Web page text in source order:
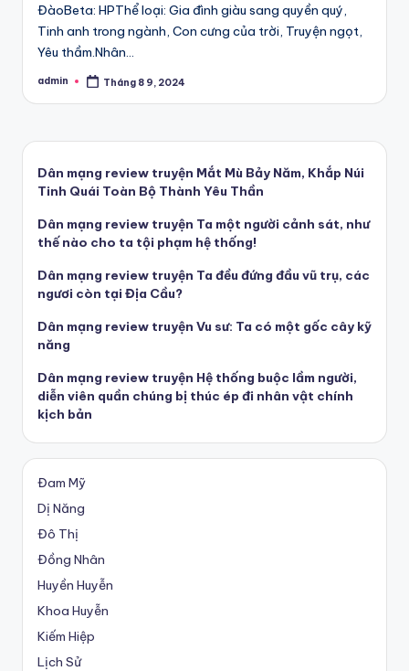
ĐàoBeta: HPThể loại: Gia đình giàu sang quyền quý,
Tinh anh trong ngành, Con cưng của trời, Truyện ngọt,
Yêu thầm.Nhân…
Posted
admin Tháng 8 9, 2024
Dân mạng review truyện Mắt Mù Bảy Năm, Khắp Núi
Tinh Quái Toàn Bộ Thành Yêu Thần
Dân mạng review truyện Ta một người cảnh sát, như
thế nào cho ta tội phạm hệ thống!
Dân mạng review truyện Ta đều đứng đầu vũ trụ, các
ngươi còn tại Địa Cầu?
Dân mạng review truyện Vu sư: Ta có một gốc cây kỹ
năng
Dân mạng review truyện Hệ thống buộc lầm người,
diễn viên quần chúng bị thúc ép đi nhân vật chính
kịch bản
Đam Mỹ
Dị Năng
Đô Thị
Đồng Nhân
Huyền Huyễn
Khoa Huyễn
Kiếm Hiệp
Lịch Sử